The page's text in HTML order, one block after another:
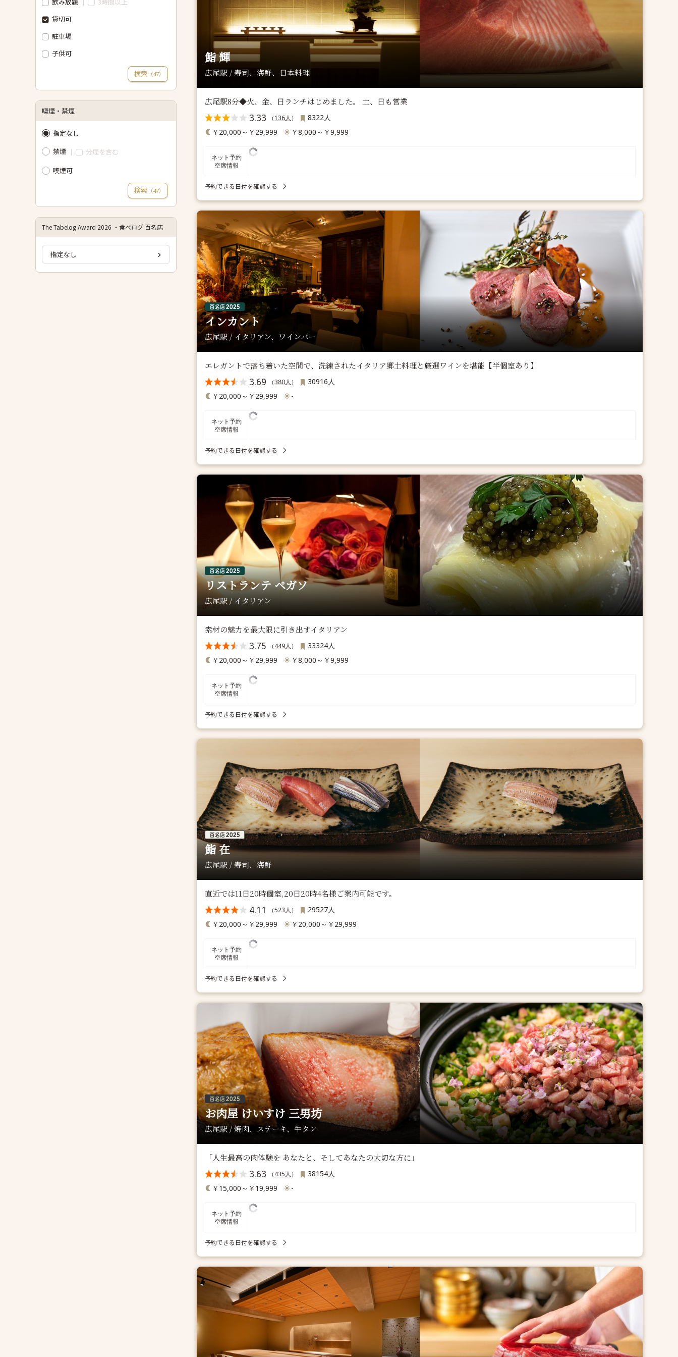
貸切可
駐車場
子供可
検索 （47）
喫煙・禁煙
指定なし
禁煙
分煙を含む
喫煙可
検索 （47）
The Tabelog Award 2026 ・食べログ 百名店
指定なし
鮨 輝
広尾駅 / 寿司、海鮮、日本料理
広尾駅8分◆火、金、日ランチはじめました。 土、日も営業
3.33 （136人 ）
8322人
￥20,000～￥29,999
￥8,000～￥9,999
ネット予約
空席情報
予約できる日付を確認する
インカント
広尾駅 / イタリアン、ワインバー
エレガントで落ち着いた空間で、洗練されたイタリア郷土料理と厳選ワインを堪能【半個室あり】
3.69 （380人 ）
30916人
￥20,000～￥29,999
-
ネット予約
空席情報
予約できる日付を確認する
リストランテ ペガソ
広尾駅 / イタリアン
素材の魅力を最大限に引き出すイタリアン
3.75 （449人 ）
33324人
￥20,000～￥29,999
￥8,000～￥9,999
ネット予約
空席情報
予約できる日付を確認する
鮨 在
広尾駅 / 寿司、海鮮
直近では11日20時個室,20日20時4名様ご案内可能です。
4.11 （523人 ）
29527人
￥20,000～￥29,999
￥20,000～￥29,999
ネット予約
空席情報
予約できる日付を確認する
お肉屋 けいすけ 三男坊
広尾駅 / 焼肉、ステーキ、牛タン
「人生最高の肉体験を あなたと、そしてあなたの大切な方に」
3.63 （435人 ）
38154人
￥15,000～￥19,999
-
ネット予約
空席情報
予約できる日付を確認する